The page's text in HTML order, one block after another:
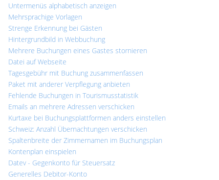
Untermenüs alphabetisch anzeigen
Mehrsprachige Vorlagen
Strenge Erkennung bei Gästen
Hintergrundbild in Webbuchung
Mehrere Buchungen eines Gastes stornieren
Datei auf Webseite
Tagesgebühr mit Buchung zusammenfassen
Paket mit anderer Verpflegung anbieten
Fehlende Buchungen in Tourismusstatistik
Emails an mehrere Adressen verschicken
Kurtaxe bei Buchungsplattformen anders einstellen
Schweiz: Anzahl Übernachtungen verschicken
Spaltenbreite der Zimmernamen im Buchungsplan
Kontenplan einspielen
Datev - Gegenkonto für Steuersatz
Generelles Debitor-Konto